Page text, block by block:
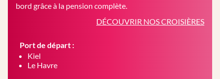
bord grâce à la pension complète.
DÉCOUVRIR NOS CROISIÈRES
Port de départ :
Kiel
Le Havre